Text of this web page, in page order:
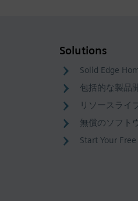
Solutions
Solid Edge
包括的な製品
リソースライ
無償のソフト
Start Your